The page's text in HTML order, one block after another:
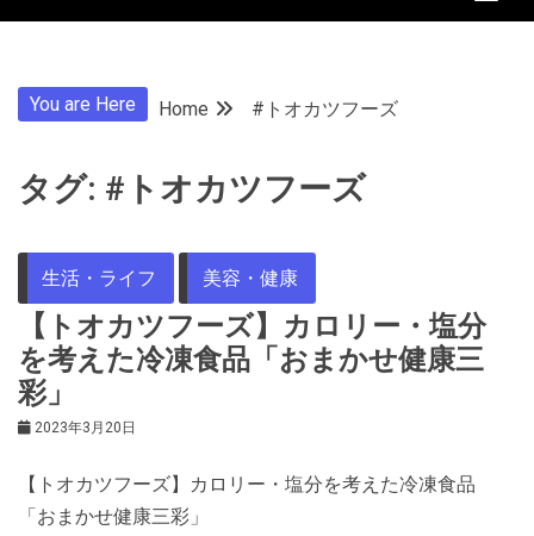
You are Here Home #トオカツフーズ
タグ: #トオカツフーズ
生活・ライフ 美容・健康
【トオカツフーズ】カロリー・塩分
を考えた冷凍食品「おまかせ健康三
彩」
2023年3月20日
【トオカツフーズ】カロリー・塩分を考えた冷凍食品
「おまかせ健康三彩」